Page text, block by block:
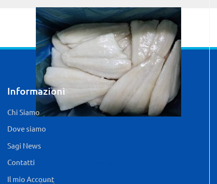
Informazioni
Chi Siamo
Dove siamo
Sagi News
Contatti
Il mio Account